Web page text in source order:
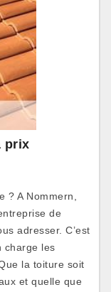
prix
? A Nommern,
de
adresser. C’est
charge les
la toiture soit
et quelle que